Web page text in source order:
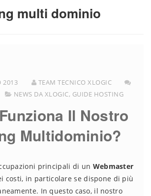
multi dominio
2013
TEAM TECNICO XLOGIC
NEWS DA XLOGIC, GUIDE HOSTING
Il Nostro
Multidominio?
principali di un Webmaster
costi, in particolare se dispone di più
In questo caso, il nostro